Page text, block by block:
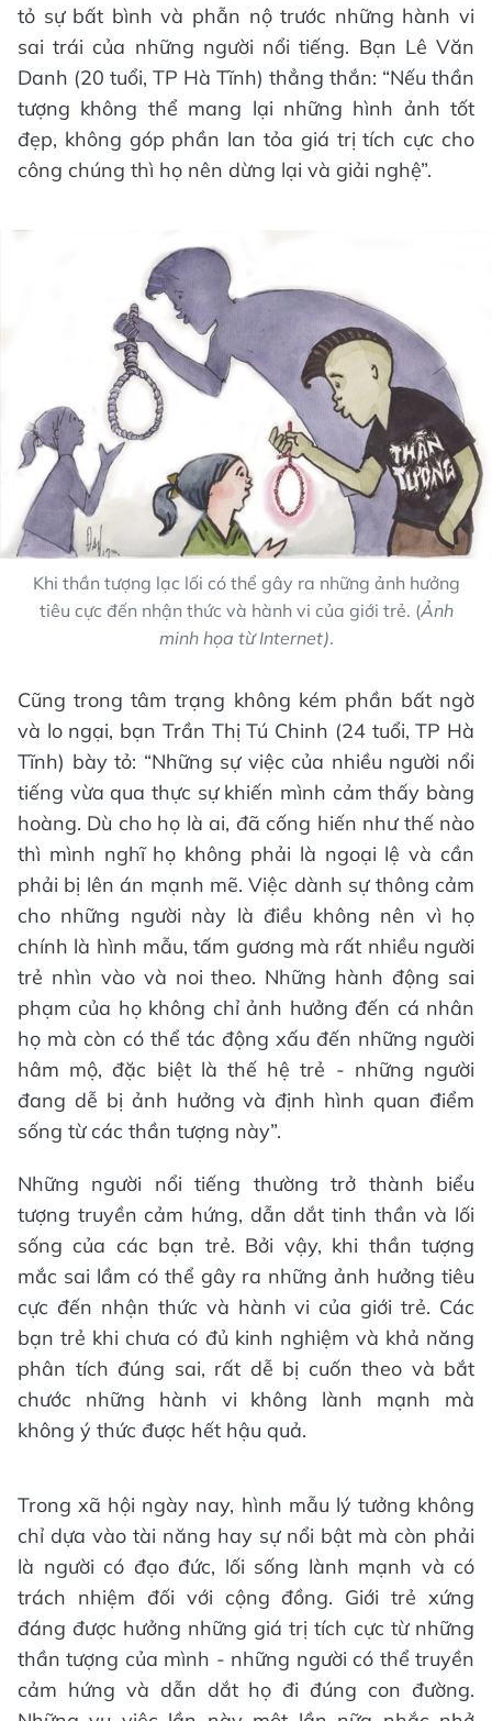
tỏ sự bất bình và phẫn nộ trước những hành vi
sai trái của những người nổi tiếng. Bạn Lê Văn
Danh (20 tuổi, TP Hà Tĩnh) thẳng thắn: “Nếu thần
tượng không thể mang lại những hình ảnh tốt
đẹp, không góp phần lan tỏa giá trị tích cực cho
công chúng thì họ nên dừng lại và giải nghệ”.
Khi thần tượng lạc lối có thể gây ra những ảnh hưởng
tiêu cực đến nhận thức và hành vi của giới trẻ. (Ảnh
minh họa từ Internet).
Cũng trong tâm trạng không kém phần bất ngờ
và lo ngại, bạn Trần Thị Tú Chinh (24 tuổi, TP Hà
Tĩnh) bày tỏ: “Những sự việc của nhiều người nổi
tiếng vừa qua thực sự khiến mình cảm thấy bàng
hoàng. Dù cho họ là ai, đã cống hiến như thế nào
thì mình nghĩ họ không phải là ngoại lệ và cần
phải bị lên án mạnh mẽ. Việc dành sự thông cảm
cho những người này là điều không nên vì họ
chính là hình mẫu, tấm gương mà rất nhiều người
trẻ nhìn vào và noi theo. Những hành động sai
phạm của họ không chỉ ảnh hưởng đến cá nhân
họ mà còn có thể tác động xấu đến những người
hâm mộ, đặc biệt là thế hệ trẻ - những người
đang dễ bị ảnh hưởng và định hình quan điểm
sống từ các thần tượng này”.
Những người nổi tiếng thường trở thành biểu
tượng truyền cảm hứng, dẫn dắt tinh thần và lối
sống của các bạn trẻ. Bởi vậy, khi thần tượng
mắc sai lầm có thể gây ra những ảnh hưởng tiêu
cực đến nhận thức và hành vi của giới trẻ. Các
bạn trẻ khi chưa có đủ kinh nghiệm và khả năng
phân tích đúng sai, rất dễ bị cuốn theo và bắt
chước những hành vi không lành mạnh mà
không ý thức được hết hậu quả.
Trong xã hội ngày nay, hình mẫu lý tưởng không
chỉ dựa vào tài năng hay sự nổi bật mà còn phải
là người có đạo đức, lối sống lành mạnh và có
trách nhiệm đối với cộng đồng. Giới trẻ xứng
đáng được hưởng những giá trị tích cực từ những
thần tượng của mình - những người có thể truyền
cảm hứng và dẫn dắt họ đi đúng con đường.